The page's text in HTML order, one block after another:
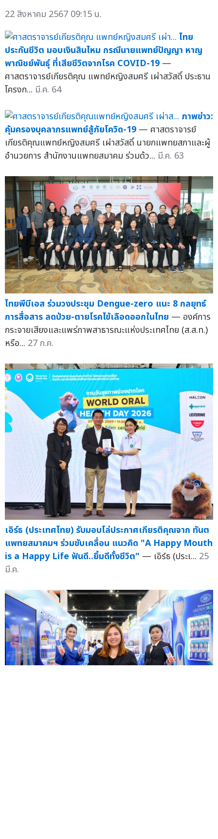
22 สิงหาคม 2567 09:15 น.
ไทย
ประกันชีวิต มอบเงินสินไหม กรณีนายแพทย์ปัญญา หาญ
พาณิชย์พันธุ์ ที่เสียชีวิตจากโรค COVID-19 —
ศาสตราจารย์เกียรติคุณ แพทย์หญิงสมศรี เผ่าสวัสดิ์ ประธาน
โครงก... มี.ค. 64
ภาพข่าว:
คุ้มครองบุคลากรแพทย์สู้ภัยโควิด-19 — ศาสตราจารย์
เกียรติคุณแพทย์หญิงสมศรี เผ่าสวัสดิ์ นายกแพทยสภาและผู้
อำนวยการ สำนักงานแพทยสมาคม ร่วมด้ว... มี.ค. 63
ไทยพีบีเอส ร่วมวงประชุม Dengue-zero แนะ 8 กลยุทธ์
การสื่อสาร ลดป่วย-ตายโรคไข้เลือดออกในไทย — องค์การ
กระจายเสียงและแพร่ภาพสาธารณะแห่งประเทศไทย (ส.ส.ท.)
หรือ... 27 ก.ค.
เอิร์ธ (ประเทศไทย) รับมอบโล่ประกาศเกียรติคุณจาก ทันต
แพทยสมาคมฯ ร่วมขับเคลื่อน แนวคิด "A Happy Mouth
is a Happy Life ฟันดี..ยิ้มดีทั้งชีวิต" — เอิร์ธ (ประเ... 25
มี.ค.